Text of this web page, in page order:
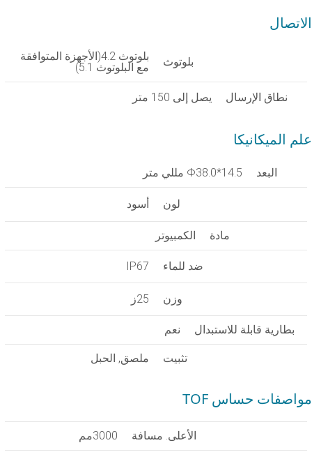
الاتصال
بلوتوث
بلوتوث 4.2(الأجهزة المتوافقة
مع البلوتوث 5.1)
نطاق الإرسال يصل إلى 150 متر
علم الميكانيكا
البعد Φ38.0*14.5 مللي متر
لون أسود
مادة الكمبيوتر
ضد للماء IP67
وزن 25ز
بطارية قابلة للاستبدال نعم
تثبيت ملصق, الحبل
مواصفات حساس TOF
الأعلى. مسافة 3000مم